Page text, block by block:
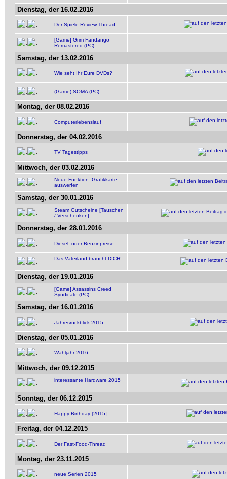
Dienstag, der 16.02.2016
Der Spiele-Review Thread
[Game] Grim Fandango
Remastered (PC)
Samstag, der 13.02.2016
Wie seht Ihr Eure DVDs?
(Game) SOMA (PC)
Montag, der 08.02.2016
Computerlebenslauf
Donnerstag, der 04.02.2016
TV Tagestipps
Mittwoch, der 03.02.2016
Neue Funktion: Grafikkarte
auswerfen
Samstag, der 30.01.2016
Steam Gutscheine [Tauschen
/ Verschenken]
Donnerstag, der 28.01.2016
Diesel- oder Benzinpreise
Das Vaterland braucht DICH!
Dienstag, der 19.01.2016
[Game] Assassins Creed
Syndicate (PC)
Samstag, der 16.01.2016
Jahresrückblick 2015
Dienstag, der 05.01.2016
Wahljahr 2016
Mittwoch, der 09.12.2015
interessante Hardware 2015
Sonntag, der 06.12.2015
Happy Birthday [2015]
Freitag, der 04.12.2015
Der Fast-Food-Thread
Montag, der 23.11.2015
neue Serien 2015